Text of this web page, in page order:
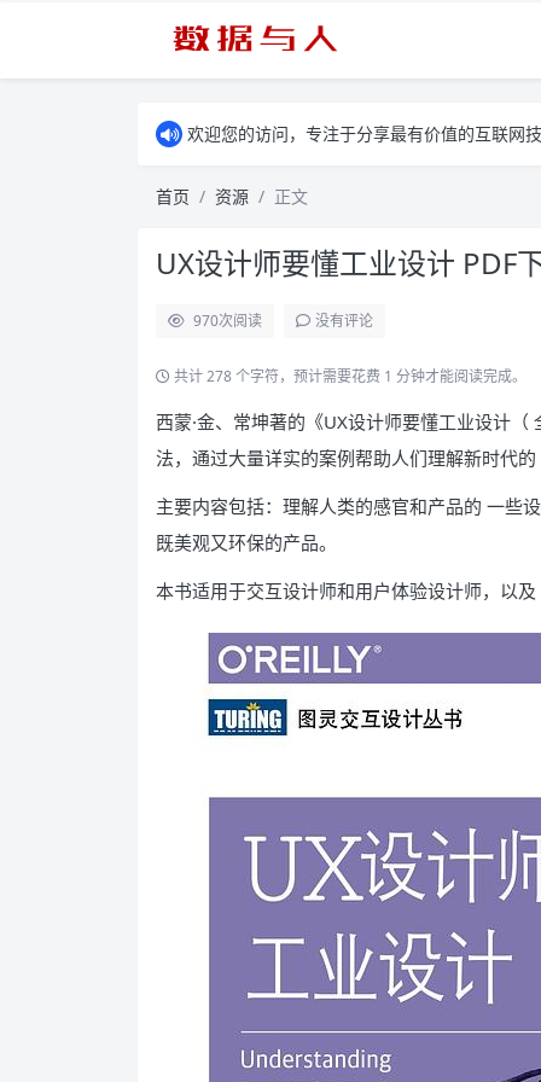
欢迎您的访问，专注于分享最有价值的互联网
首页 资源 正文
UX设计师要懂工业设计 PDF
970次阅读 没有评论
共计 278 个字符，预计需要花费 1 分钟才能阅读完成。
西蒙·金、常坤著的《UX设计师要懂工业设计
法，通过大量详实的案例帮助人们理解新时代
主要内容包括：理解人类的感官和产品的 一些
既美观又环保的产品。
本书适用于交互设计师和用户体验设计师，以